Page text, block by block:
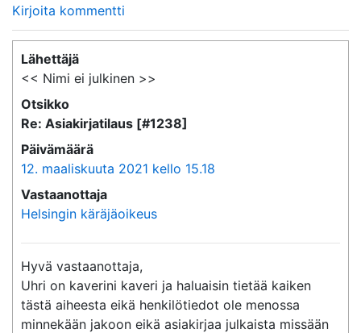
Kirjoita kommentti
Lähettäjä
<< Nimi ei julkinen >>
Otsikko
Re: Asiakirjatilaus [#1238]
Päivämäärä
12. maaliskuuta 2021 kello 15.18
Vastaanottaja
Helsingin käräjäoikeus
Hyvä vastaanottaja,
Uhri on kaverini kaveri ja haluaisin tietää kaiken
tästä aiheesta eikä henkilötiedot ole menossa
minnekään jakoon eikä asiakirjaa julkaista missään